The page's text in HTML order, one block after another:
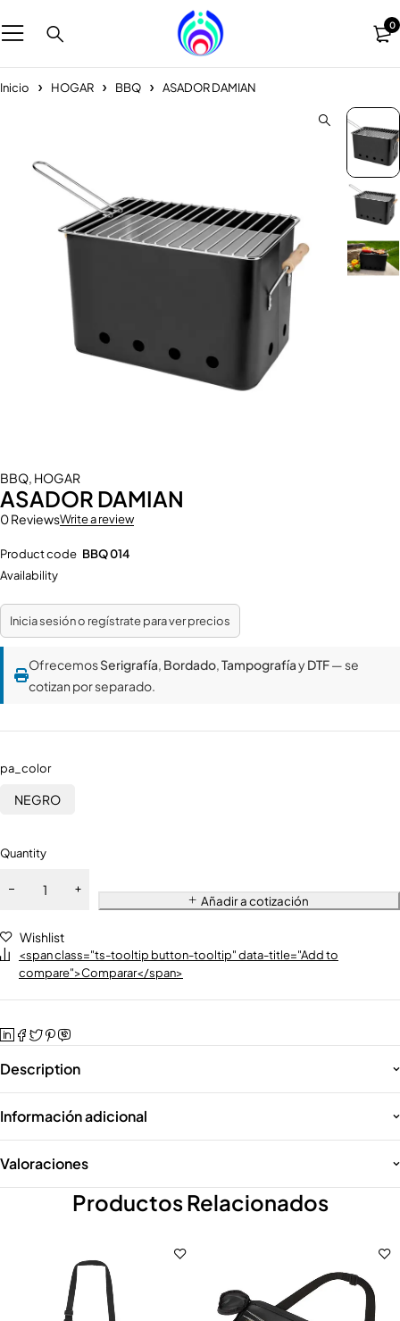
0
Inicio HOGAR BBQ ASADOR DAMIAN
BBQ, HOGAR
ASADOR DAMIAN
0 ReviewsWrite a review
Product code BBQ 014
Availability
Inicia sesión o regístrate para ver precios
OfrecemosSerigrafía, Bordado,TampografíayDTF— se
cotizan por separado.
pa_color
NEGRO
Quantity
Añadir a cotización
Wishlist
<span class="ts-tooltip button-tooltip" data-title="Add to
compare">Comparar</span>
Description
Información adicional
Valoraciones
Productos Relacionados